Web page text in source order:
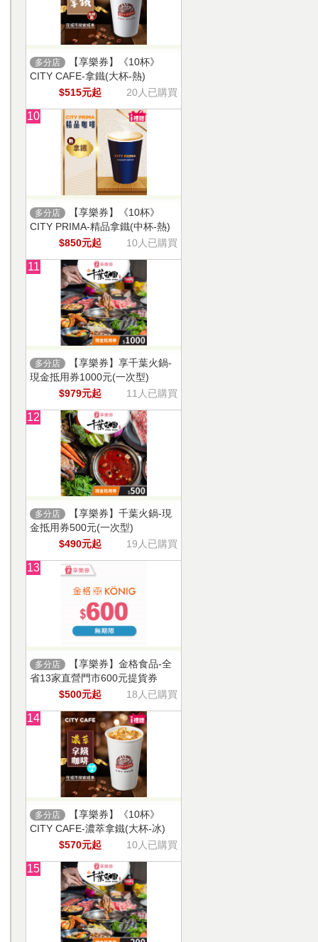
多分店
【享樂券】《10杯》
CITY CAFE-拿鐵(大杯-熱)
$515元起
20人已購買
10
多分店
【享樂券】《10杯》
CITY PRIMA-精品拿鐵(中杯-熱)
$850元起
10人已購買
11
多分店
【享樂券】享千葉火鍋-
現金抵用券1000元(一次型)
$979元起
11人已購買
12
多分店
【享樂券】千葉火鍋-現
金抵用券500元(一次型)
$490元起
19人已購買
13
多分店
【享樂券】金格食品-全
省13家直營門市600元提貨券
$500元起
18人已購買
14
多分店
【享樂券】《10杯》
CITY CAFE-濃萃拿鐵(大杯-冰)
$570元起
10人已購買
15